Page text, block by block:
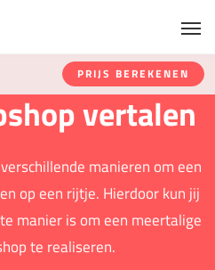
PRIJS BEREKENEN
vertalen
manieren om een
op een rijtje. Hierdoor kun jij
manier is om een meertalige
te realiseren.